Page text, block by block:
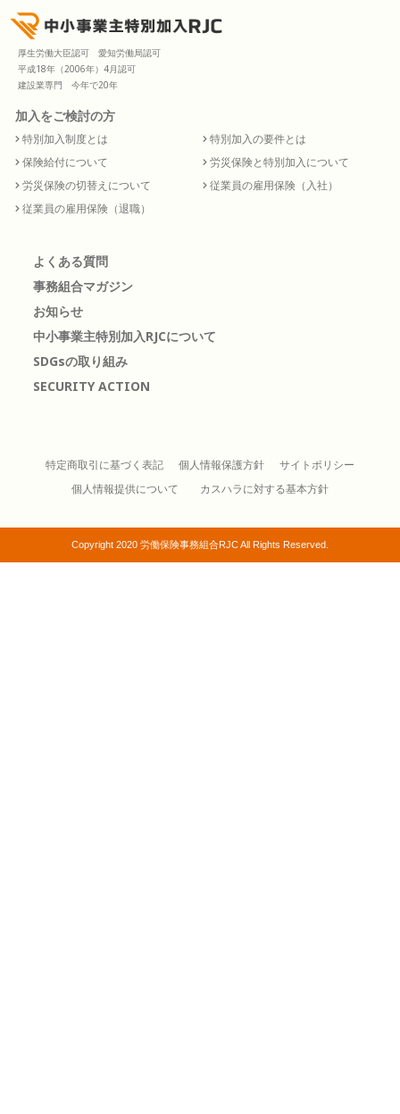
厚生労働大臣認可 愛知労働局認可
平成18年（2006年）4月認可
建設業専門 今年で20年
加入をご検討の方
特別加入制度とは
特別加入の要件とは
保険給付について
労災保険と特別加入について
労災保険の切替えについて
従業員の雇用保険（入社）
従業員の雇用保険（退職）
よくある質問
事務組合マガジン
お知らせ
中小事業主特別加入RJCについて
SDGsの取り組み
SECURITY ACTION
特定商取引に基づく表記 個人情報保護方針
サイトポリシー
個人情報提供について
カスハラに対する基本方針
Copyright 2020 労働保険事務組合RJC All Rights Reserved.